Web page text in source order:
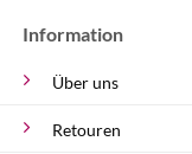
Information
Über uns
Retouren